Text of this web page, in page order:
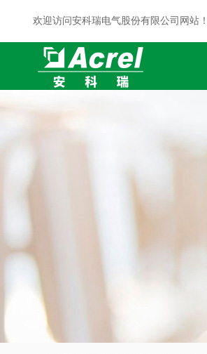
欢迎访问安科瑞电气股份有限公司网站！